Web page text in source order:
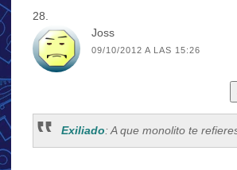
Joss
09/10/2012 A LAS 15:26
Exiliado: A que monolito te